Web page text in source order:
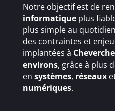
Notre objectif est de
informatiqueplus
plus simple au
des contraintes et
implantées à
environs, grâce à plus
en systèmes, réseaux
numériques.